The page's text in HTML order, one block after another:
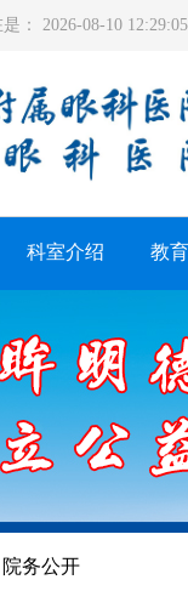
： 2026-08-10
科室介绍 教
院务公开